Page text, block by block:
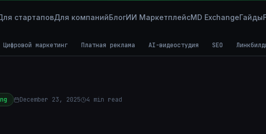
стартаповДля компанийБлогИИ МаркетплейсMD ExchangeГайды
Цифровой маркетинг Платная реклама AI-видеостудия SEO
December 23, 2025 4 min read